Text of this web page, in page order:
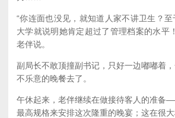
“你连面也没见，就知道人家不讲卫生？
大学就说明她肯定超过了管理档案的水平
老伴说。
副局长不敢顶撞副书记，只好一边嘟嘟着
不乐意的晚餐去了。
午休起来，老伴继续在做接待客人的准备
最高规格来安排这次隆重的晚宴；这在很